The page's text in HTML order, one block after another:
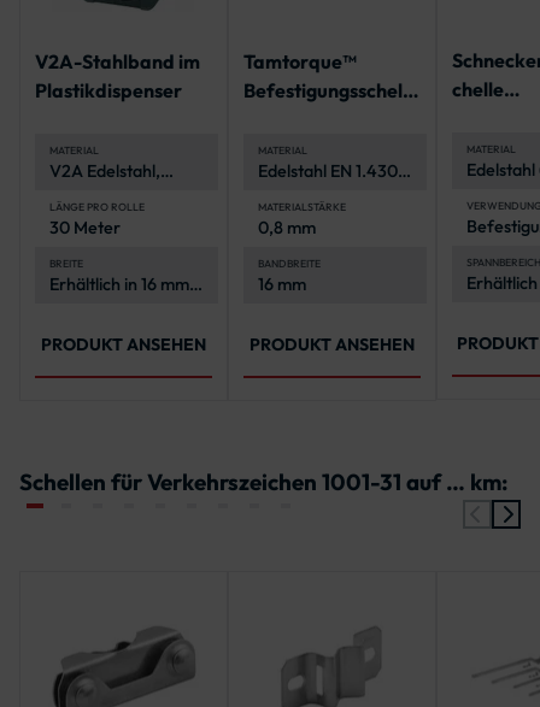
V2A-Stahlband im
Plastikdispenser
MATERIAL
V2A Edelstahl,
und langlebig
LÄNGE PRO ROLLE
30 Meter
BREITE
Erhältlich in 16 mm
PRODUKT ANSEHEN
Tamtorque™
Befestigungsschelle
340 mm
MATERIAL
Edelstahl EN 1.4301,
MATERIALSTÄRKE
0,8 mm
BANDBREITE
16 mm
PRODUKT ANSEHEN
chelle
160 mm
MATERIAL
Edelstahl
anderen
an
Erhältlich
von 40-
Schellen für Verkehrszeichen 1001-31 auf … km: